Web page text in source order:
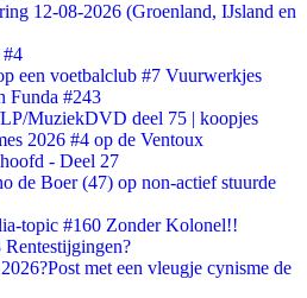
12-08-2026 (Groenland, IJsland en
#4
een voetbalclub #7 Vuurwerkjes
Funda #243
MuziekDVD deel 75 | koopjes
2026 #4 op de Ventoux
- Deel 27
de Boer (47) op non-actief stuurde
topic #160 Zonder Kolonel!!
met een vleugje cynisme de